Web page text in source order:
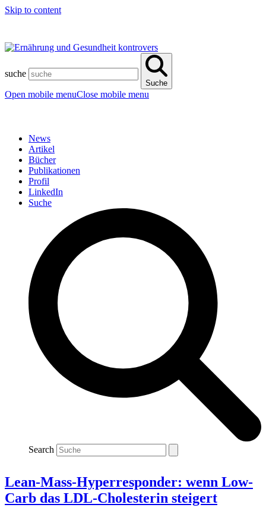
Skip to content
suche
Suche
Open mobile menuClose mobile menu
News
Artikel
Bücher
Publikationen
Profil
LinkedIn
Suche
Search
Lean-Mass-Hyperresponder: wenn Low-
Carb das LDL-Cholesterin steigert